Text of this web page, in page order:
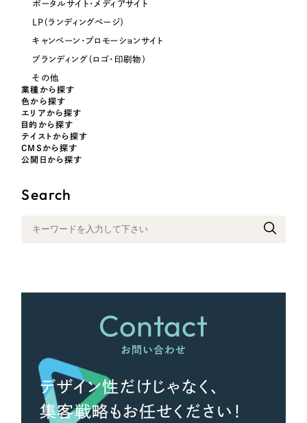
ポータルサイト・メディアサイト
LP（ランディングページ）
キャンペーン・プロモーションサイト
ブランディング（ロゴ・印刷物）
その他
業種から探す
色から探す
エリアから探す
目的から探す
テイストから探す
CMSから探す
公開日から探す
Search
Contact
お問い合わせ
デザイン性だけじゃなく、
集客戦略もお任せください！